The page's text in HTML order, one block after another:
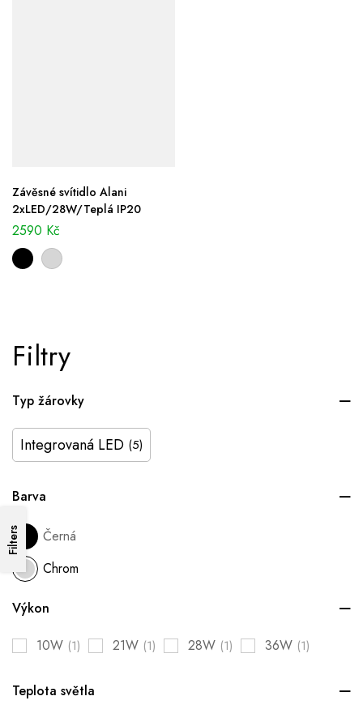
Filtry
Typ žárovky
Integrovaná LED (5)
Barva
Černá
Chrom
Výkon
10W (1) 21W (1) 28W (1) 36W (1)
Teplota světla
Filters
Závěsné svítidlo Alani
2xLED/28W/Teplá IP20
2590 Kč